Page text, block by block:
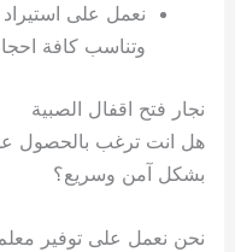
نعمل على
وتناسب كافة
نجار فتح اقفال الصبية
هل انت ترغب بالحصول
بشكل آمن وسريع؟
نحن نعمل على توفير